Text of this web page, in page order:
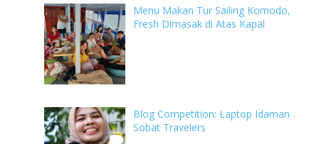
Menu Makan Tur Sailing Komodo,
Fresh Dimasak di Atas Kapal
Blog Competition: Laptop Idaman
Sobat Travelers